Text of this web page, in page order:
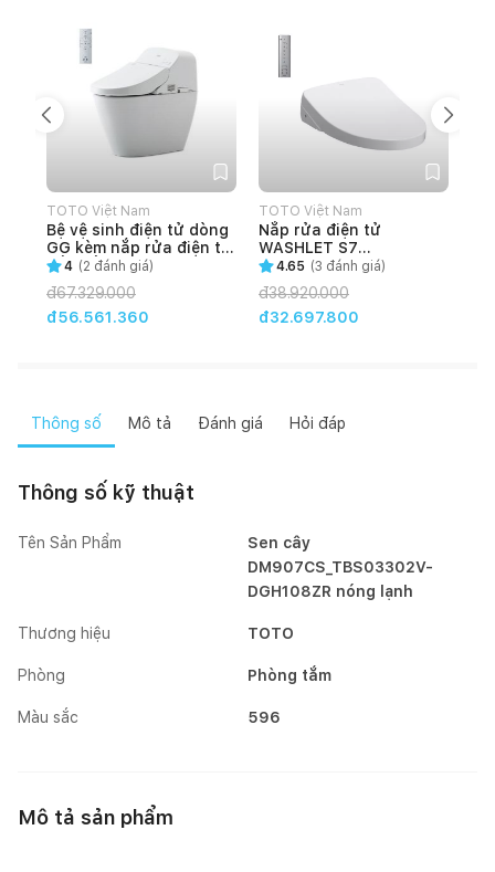
TOTO Việt Nam
Bệ vệ sinh điện tử dòng
GG kèm nắp rửa điện tử
bồn cầu
C971/TCF9433A
4 (2 đánh giá)
đ67.329.000
đ56.561.360
TOTO Việt Nam
Nắp rửa điện tử
WASHLET S7
(TCF4911Z)
4.65 (3 đánh giá)
đ38.920.000
đ32.697.800
Thông số Mô tả Đánh giá Hỏi đáp
Thông số kỹ thuật
Tên Sản Phẩm
Sen cây
DM907CS_TBS03302V-
DGH108ZR nóng lạnh
Thương hiệu TOTO
Phòng Phòng tắm
Màu sắc 596
Mô tả sản phẩm